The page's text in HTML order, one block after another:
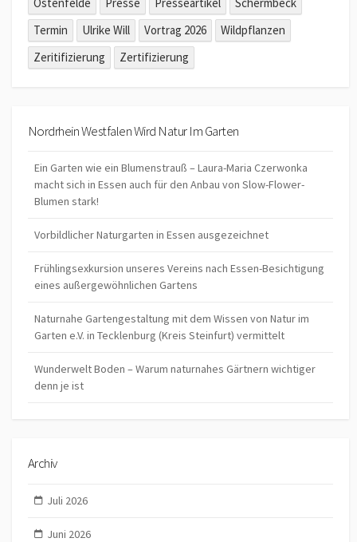
Termin
Ulrike Will Vortrag 2026
Wildpflanzen
Zeritifizierung
Zertifizierung
Nordrhein Westfalen Wird Natur Im Garten
Ein Garten wie ein Blumenstrauß – Laura-Maria Czerwonka
macht sich in Essen auch für den Anbau von Slow-Flower-
Blumen stark!
Vorbildlicher Naturgarten in Essen ausgezeichnet
Frühlingsexkursion unseres Vereins nach Essen-Besichtigung
eines außergewöhnlichen Gartens
Naturnahe Gartengestaltung mit dem Wissen von Natur im
Garten e.V. in Tecklenburg (Kreis Steinfurt) vermittelt
Wunderwelt Boden – Warum naturnahes Gärtnern wichtiger
denn je ist
Archiv
Juli 2026
Juni 2026